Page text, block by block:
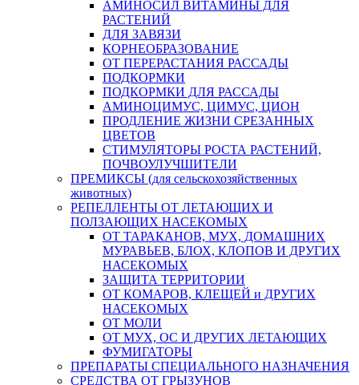
АМИНОСИЛ ВИТАМИНЫ ДЛЯ
РАСТЕНИЙ
ДЛЯ ЗАВЯЗИ
КОРНЕОБРАЗОВАНИЕ
ОТ ПЕРЕРАСТАНИЯ РАССАДЫ
ПОДКОРМКИ
ПОДКОРМКИ ДЛЯ РАССАДЫ
АМИНОЦИМУС, ЦИМУС, ЦИОН
ПРОДЛЕНИЕ ЖИЗНИ СРЕЗАННЫХ
ЦВЕТОВ
СТИМУЛЯТОРЫ РОСТА РАСТЕНИЙ,
ПОЧВОУЛУЧШИТЕЛИ
ПРЕМИКСЫ (для сельскохозяйственных
животных)
РЕПЕЛЛЕНТЫ ОТ ЛЕТАЮЩИХ И
ПОЛЗАЮЩИХ НАСЕКОМЫХ
ОТ ТАРАКАНОВ, МУХ, ДОМАШНИХ
МУРАВЬЕВ, БЛОХ, КЛОПОВ И ДРУГИХ
НАСЕКОМЫХ
ЗАЩИТА ТЕРРИТОРИИ
ОТ КОМАРОВ, КЛЕЩЕЙ и ДРУГИХ
НАСЕКОМЫХ
ОТ МОЛИ
ОТ МУХ, ОС И ДРУГИХ ЛЕТАЮЩИХ
ФУМИГАТОРЫ
ПРЕПАРАТЫ СПЕЦИАЛЬНОГО НАЗНАЧЕНИЯ
СРЕДСТВА ОТ ГРЫЗУНОВ